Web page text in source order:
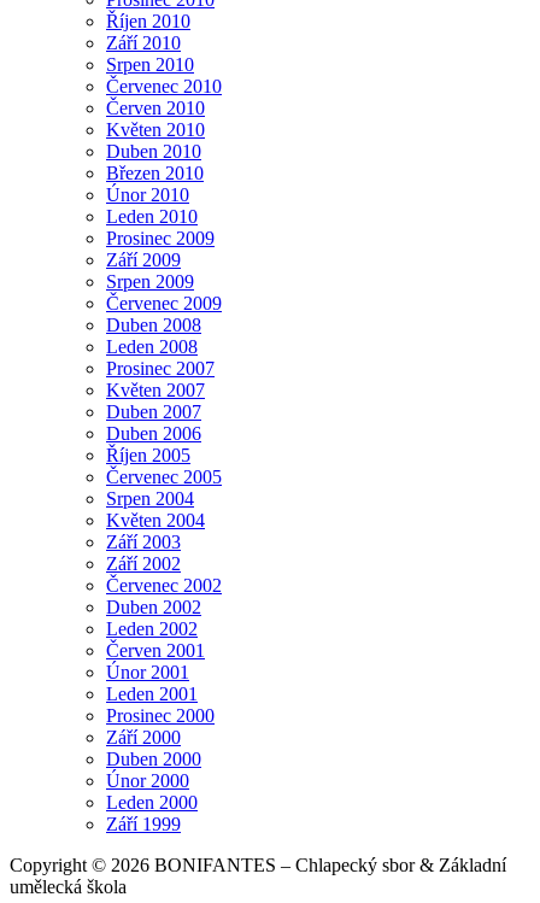
Říjen 2010
Září 2010
Srpen 2010
Červenec 2010
Červen 2010
Květen 2010
Duben 2010
Březen 2010
Únor 2010
Leden 2010
Prosinec 2009
Září 2009
Srpen 2009
Červenec 2009
Duben 2008
Leden 2008
Prosinec 2007
Květen 2007
Duben 2007
Duben 2006
Říjen 2005
Červenec 2005
Srpen 2004
Květen 2004
Září 2003
Září 2002
Červenec 2002
Duben 2002
Leden 2002
Červen 2001
Únor 2001
Leden 2001
Prosinec 2000
Září 2000
Duben 2000
Únor 2000
Leden 2000
Září 1999
Copyright © 2026 BONIFANTES – Chlapecký sbor & Základní
umělecká škola